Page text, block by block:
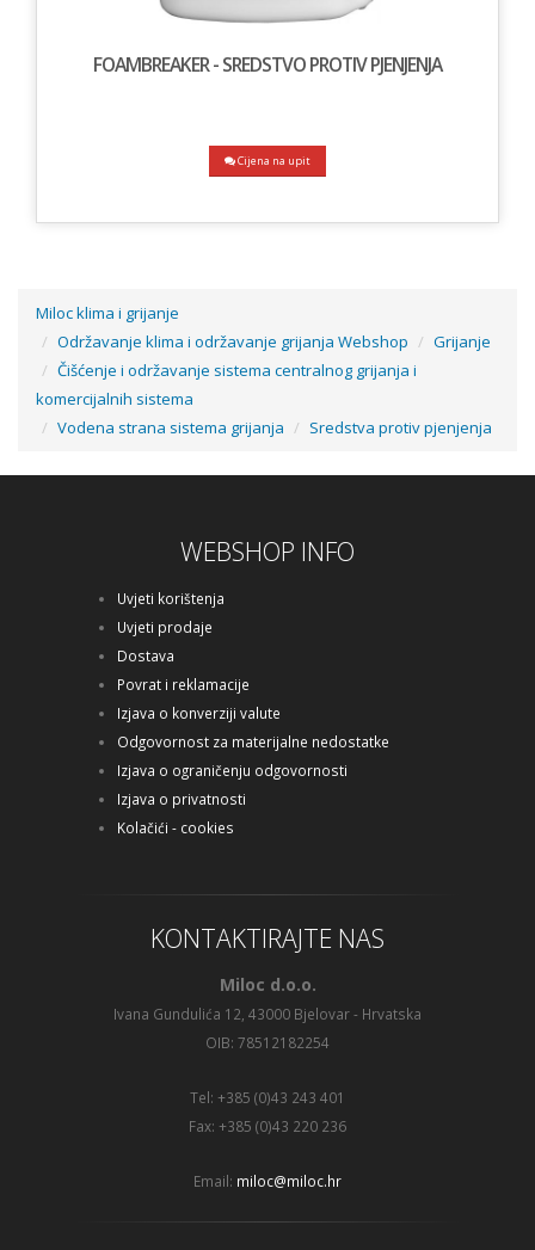
FOAMBREAKER - SREDSTVO PROTIV PJENJENJA
Cijena na upit
Miloc klima i grijanje
Održavanje klima i održavanje grijanja Webshop
Grijanje
Čišćenje i održavanje sistema centralnog grijanja i
komercijalnih sistema
Vodena strana sistema grijanja
Sredstva protiv pjenjenja
WEBSHOP INFO
Uvjeti korištenja
Uvjeti prodaje
Dostava
Povrat i reklamacije
Izjava o konverziji valute
Odgovornost za materijalne nedostatke
Izjava o ograničenju odgovornosti
Izjava o privatnosti
Kolačići - cookies
KONTAKTIRAJTE NAS
Miloc d.o.o.
Ivana Gundulića 12, 43000 Bjelovar - Hrvatska
OIB: 78512182254
Tel: +385 (0)43 243 401
Fax: +385 (0)43 220 236
Email: miloc@miloc.hr